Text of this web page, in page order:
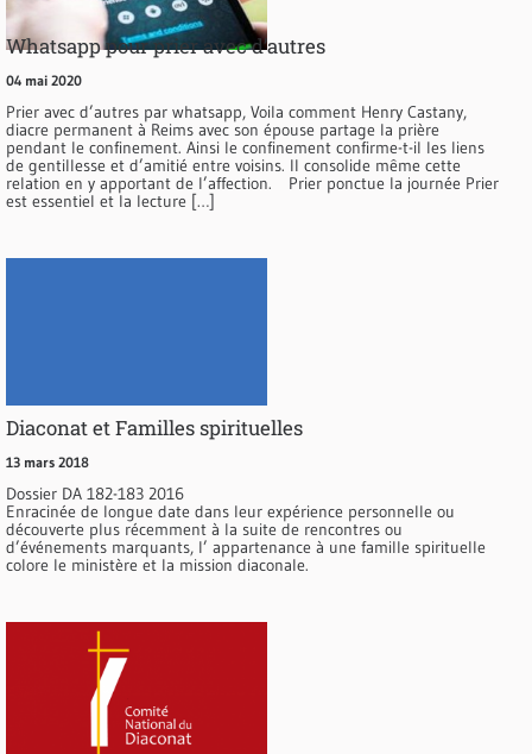
Whatsapp pour prier avec d’autres
04 mai 2020
Prier avec d’autres par whatsapp, Voila comment Henry Castany,
diacre permanent à Reims avec son épouse partage la prière
pendant le confinement. Ainsi le confinement confirme-t-il les liens
de gentillesse et d’amitié entre voisins. Il consolide même cette
relation en y apportant de l’affection. Prier ponctue la journée Prier
est essentiel et la lecture […]
Diaconat et Familles spirituelles
13 mars 2018
Dossier DA 182-183 2016
Enracinée de longue date dans leur expérience personnelle ou
découverte plus récemment à la suite de rencontres ou
d’événements marquants, l’ appartenance à une famille spirituelle
colore le ministère et la mission diaconale.